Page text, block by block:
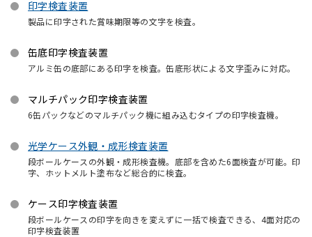
印字検査装置
製品に印字された賞味期限等の文字を検査。
缶底印字検査装置
アルミ缶の底部にある印字を検査。缶底形状による文字歪みに対応。
マルチパック印字検査装置
6缶パックなどのマルチパック機に組み込むタイプの印字検査機。
光学ケース外観・成形検査装置
段ボールケースの外観・成形検査機。底部を含めた6面検査が可能。印
字、ホットメルト塗布など総合的に検査。
ケース印字検査装置
段ボールケースの印字を向きを変えずに一括で検査できる、4面対応の
印字検査装置